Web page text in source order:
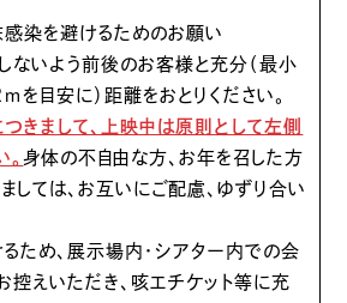
染を避けるためのお願い
ないよう前後のお客様と充分（最小
を目安に）距離をおとりください。
きまして、上映中は原則として左側
。身体の不自由な方、お年を召した方
しては、お互いにご配慮、ゆずり合い
ため、展示場内・シアター内での会
控えいただき、咳エチケット等に充